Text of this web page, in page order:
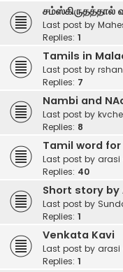
Last post by
Replies: 1
Tamils in
Last post by
Replies: 7
Nambi and
Last post by
Replies: 8
Tamil word
Last post by arasi
Replies: 40
Short story
Last post by
Replies: 1
Venkata Kavi
Last post by arasi
Replies: 1